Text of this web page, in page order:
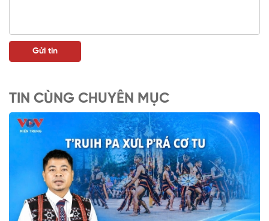
TIN CÙNG CHUYÊN MỤC